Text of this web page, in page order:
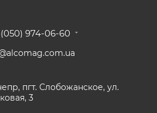
974-06-60
пгт. Слобожанское, ул.
3